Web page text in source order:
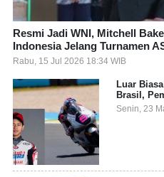
Resmi Jadi WNI, Mitchell
Indonesia Jelang Turnamen
Rabu, 15 Jul 2026 18:34 WIB
Luar
Brasil,
Grand Prix
Senin, 23